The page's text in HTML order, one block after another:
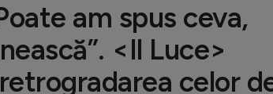
am spus ceva,
<Il Luce>
celor